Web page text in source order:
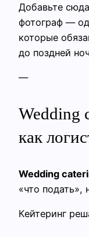
Добавьте
фотограф —
которые
до поздней
—
Wedding
как
Wedding
«что подать»,
Кейтеринг